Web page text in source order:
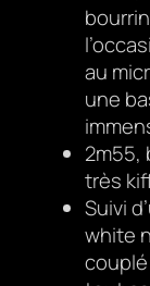
au
une
2m55,
très
Suivi
white